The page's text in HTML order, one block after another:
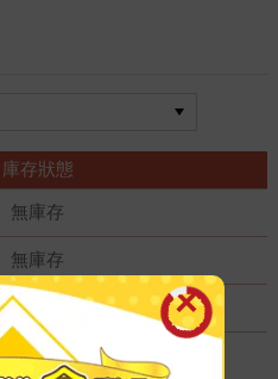
庫存狀態
無庫存
無庫存
無庫存
無庫存